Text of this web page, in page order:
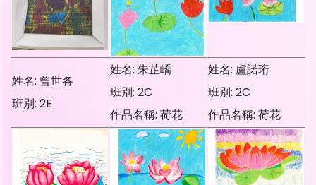
姓名: 曾世各
班別: 2E
姓名: 朱芷嶠
班別: 2C
作品名稱: 荷花
姓名: 盧諾珩
班別: 2C
作品名稱: 荷花